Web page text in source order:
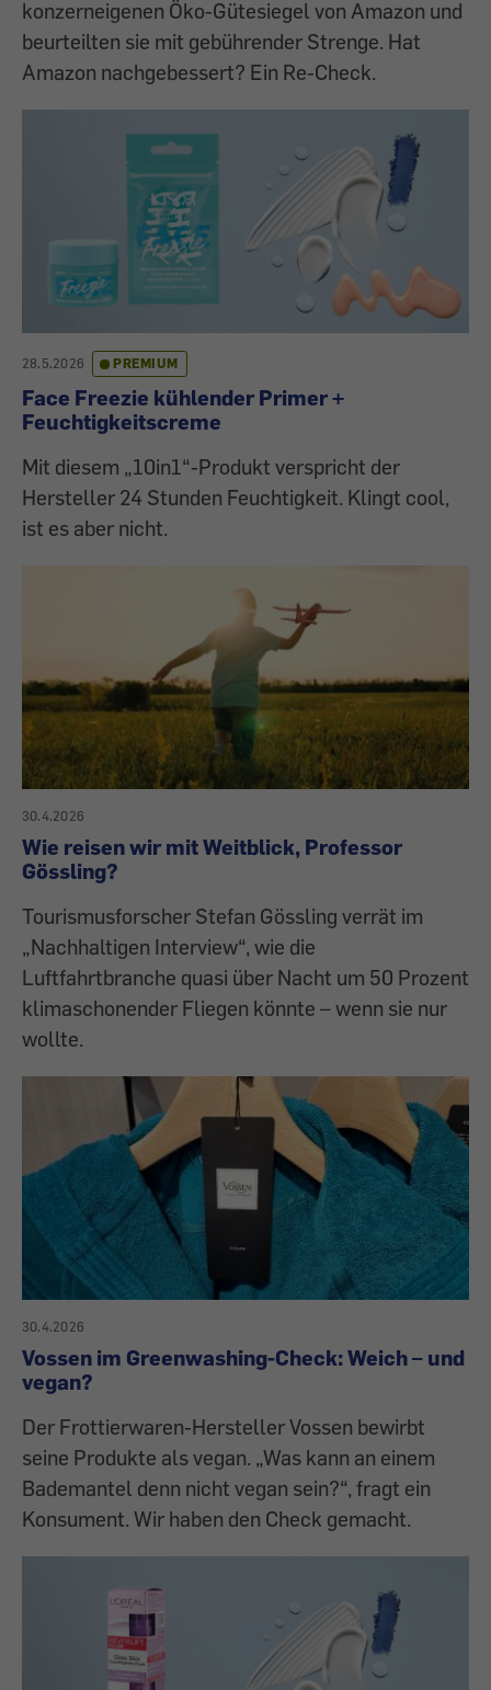
konzerneigenen Öko-Gütesiegel von Amazon und
beurteilten sie mit gebührender Strenge. Hat
Amazon nachgebessert? Ein Re-Check.
28.5.2026 PREMIUM
Face Freezie kühlender Primer +
Feuchtigkeitscreme
Mit diesem „10in1“-Produkt verspricht der
Hersteller 24 Stunden Feuchtigkeit. Klingt cool,
ist es aber nicht.
30.4.2026
Wie reisen wir mit Weitblick, Professor
Gössling?
Tourismusforscher Stefan Gössling verrät im
„Nachhaltigen Interview“, wie die
Luftfahrtbranche quasi über Nacht um 50 Prozent
klimaschonender Fliegen könnte – wenn sie nur
wollte.
30.4.2026
Vossen im Greenwashing-Check: Weich – und
vegan?
Der Frottierwaren-Hersteller Vossen bewirbt
seine Produkte als vegan. „Was kann an einem
Bademantel denn nicht vegan sein?“, fragt ein
Konsument. Wir haben den Check gemacht.